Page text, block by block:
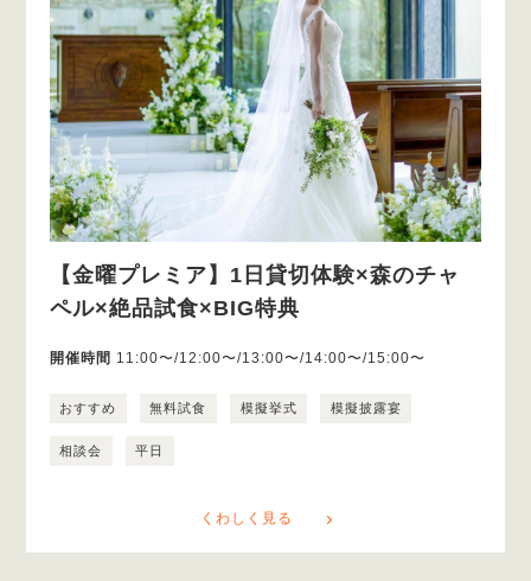
【金曜プレミア】1日貸切体験×森のチャ
ペル×絶品試食×BIG特典
開催時間 11:00〜/12:00〜/13:00〜/14:00〜/15:00〜
おすすめ 無料試食 模擬挙式 模擬披露宴
相談会 平日
くわしく見る